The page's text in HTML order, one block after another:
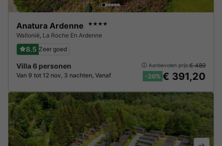
Anatura Ardenne ★★★★
Wallonië La Roche En Ardenne
8.5 Zeer goed
Villa 6 personen
Van 9 tot 12 nov, 3 nachten, Vanaf
Aanbevolen prijs:€ 489
-20% € 391,20